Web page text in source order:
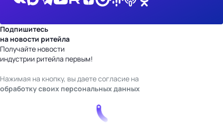
Подпишитесь
на новости ритейла
Получайте новости
индустрии ритейла первым!
Нажимая на кнопку, вы даете согласие на
обработку своих персональных данных